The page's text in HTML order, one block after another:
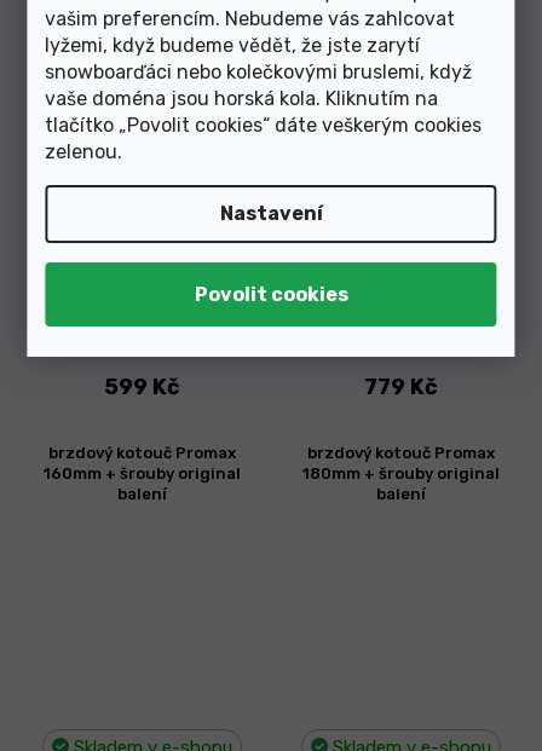
vašim preferencím. Nebudeme vás zahlcovat
lyžemi, když budeme vědět, že jste zarytí
snowboarďáci nebo kolečkovými bruslemi, když
vaše doména jsou horská kola. Kliknutím na
tlačítko „Povolit cookies“ dáte veškerým cookies
zelenou.
Nastavení
brzdový kotouč BBB BBS-114
Powerstop 203mm
599 Kč
brzdový kotouč BBB BBS-121
CenterStop 160mm
779 Kč
brzdový kotouč Promax
160mm + šrouby original
balení
brzdový kotouč Promax
180mm + šrouby original
balení